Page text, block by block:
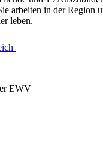
arbeiten in der Region
leben.